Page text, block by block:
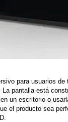
para usuarios
pantalla está
un escritorio o
el producto sea